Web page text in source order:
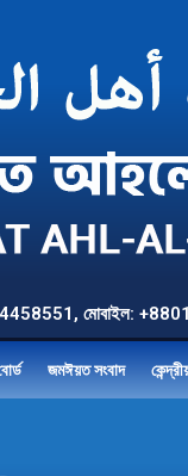
জমঈয়ত সংবাদ